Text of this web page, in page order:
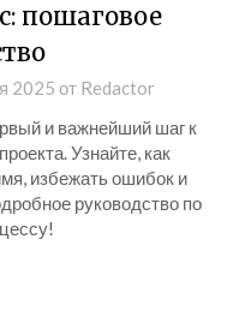
пошаговое
2025 от Redactor
и важнейший шаг к
Узнайте, как
избежать ошибок и
руководство по